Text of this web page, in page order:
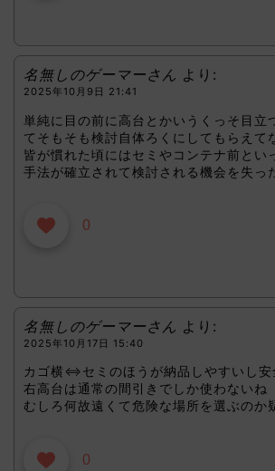
名無しのゲーマーさん より:
2025年10月9日 21:41
単純に目の前に高台とかいうくっそ目立
てそもそも検討自体ろくにしてもらえて
皆が慣れた頃にはセミやコンテナ前とい
手法が確立されて検討される機会を失っ
0
名無しのゲーマーさん より:
2025年10月17日 15:40
カゴ横⇔セミのほうが納品しやすいし安
右高台は通常の間引きでしか使わないね
むしろ何故遠くて危険な場所を選ぶのか
0